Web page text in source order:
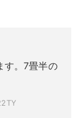
す。7畳半の